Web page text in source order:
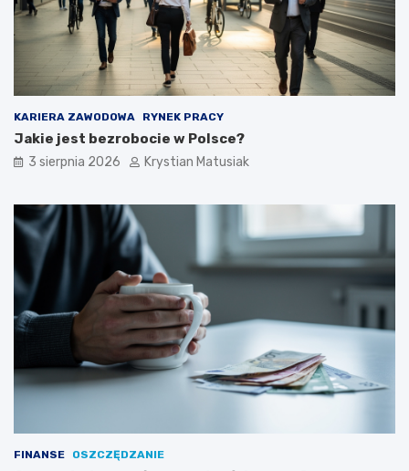
KARIERA ZAWODOWA RYNEK PRACY
Jakie jest bezrobocie w Polsce?
3 sierpnia 2026 Krystian Matusiak
FINANSE OSZCZĘDZANIE